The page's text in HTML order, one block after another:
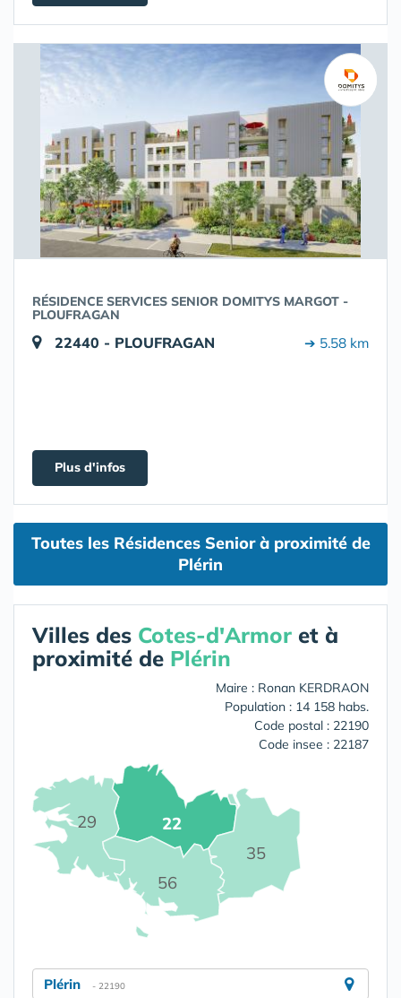
RÉSIDENCE SERVICES SENIOR DOMITYS MARGOT -
PLOUFRAGAN
22440 - PLOUFRAGAN ➔ 5.58 km
Plus d'infos
Toutes les Résidences Senior à proximité de
Plérin
Villes des Cotes-d'Armor et à
proximité de Plérin
Maire : Ronan KERDRAON
Population : 14 158 habs.
Code postal : 22190
Code insee : 22187
22
29
35
56
Plérin - 22190